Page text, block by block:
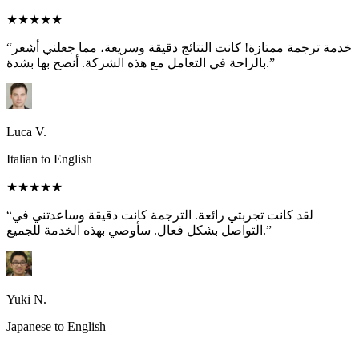
★★★★★
“خدمة ترجمة ممتازة! كانت النتائج دقيقة وسريعة، مما جعلني أشعر
بالراحة في التعامل مع هذه الشركة. أنصح بها بشدة.”
Luca V.
Italian to English
★★★★★
“لقد كانت تجربتي رائعة. الترجمة كانت دقيقة وساعدتني في
التواصل بشكل فعال. سأوصي بهذه الخدمة للجميع.”
Yuki N.
Japanese to English